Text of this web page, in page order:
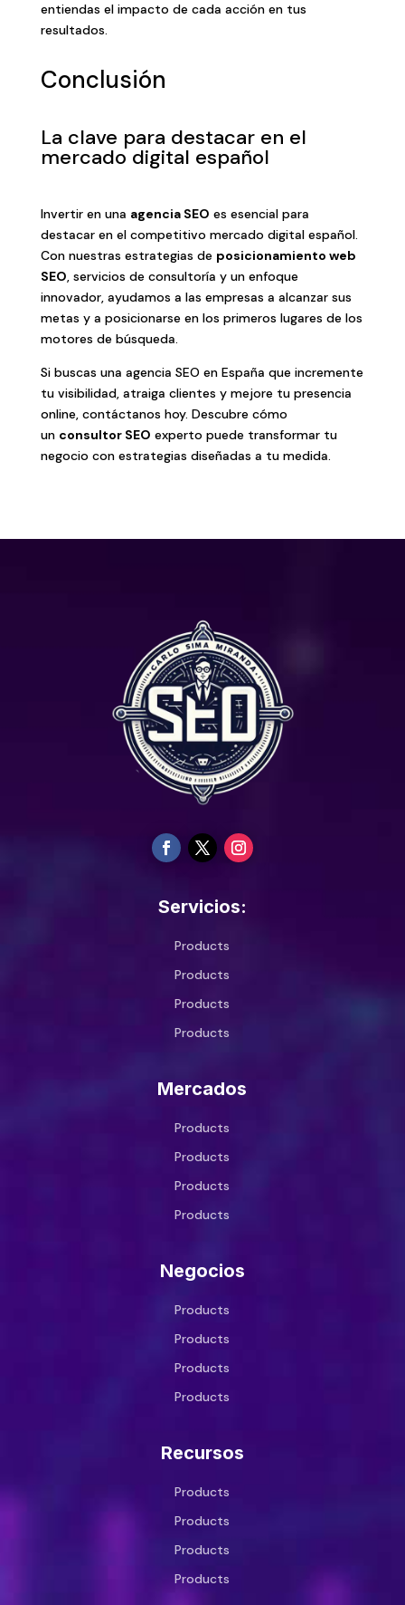
entiendas el impacto de cada acción en tus
resultados.
Conclusión
La clave para destacar en el
mercado digital español
Invertir en una agencia SEO es esencial para
destacar en el competitivo mercado digital español.
Con nuestras estrategias de posicionamiento web
SEO, servicios de consultoría y un enfoque
innovador, ayudamos a las empresas a alcanzar sus
metas y a posicionarse en los primeros lugares de los
motores de búsqueda.
Si buscas una agencia SEO en España que incremente
tu visibilidad, atraiga clientes y mejore tu presencia
online, contáctanos hoy. Descubre cómo
un consultor SEO experto puede transformar tu
negocio con estrategias diseñadas a tu medida.
Servicios:
Products
Products
Products
Products
Mercados
Products
Products
Products
Products
Negocios
Products
Products
Products
Products
Recursos
Products
Products
Products
Products